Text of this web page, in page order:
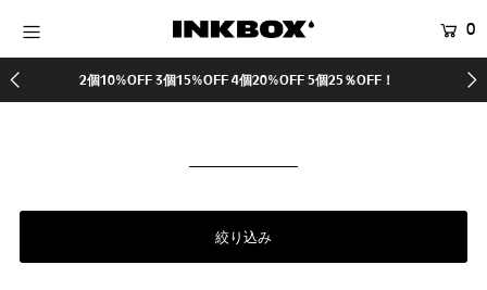
0
2個10%OFF 3個15%OFF 4個20%OFF 5個25％OFF！
絞り込み
HOME
SALE